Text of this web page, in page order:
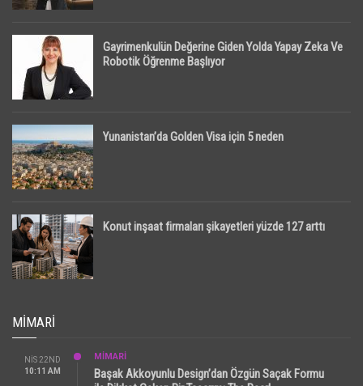
Gayrimenkulün Değerine Giden Yolda Yapay Zeka Ve
Robotik Öğrenme Başlıyor
Yunanistan’da Golden Visa için 5 neden
Konut inşaat firmaları şikayetleri yüzde 127 arttı
MIMARI
NIS 22ND
10:11 AM
MİMARİ
Başak Akkoyunlu Design’dan Özgün Saçak Formu